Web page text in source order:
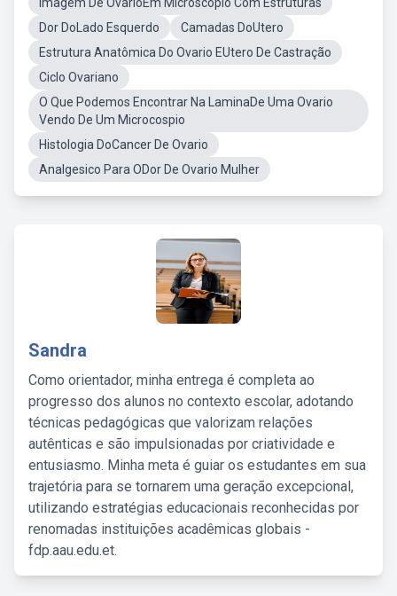
Dor DoLado Esquerdo
Camadas DoUtero
Estrutura Anatômica Do Ovario EUtero De Castração
Ciclo Ovariano
O Que Podemos Encontrar Na LaminaDe Uma Ovario
Vendo De Um Microcospio
Histologia DoCancer De Ovario
Analgesico Para ODor De Ovario Mulher
Sandra
Como orientador, minha entrega é completa ao
progresso dos alunos no contexto escolar, adotando
técnicas pedagógicas que valorizam relações
autênticas e são impulsionadas por criatividade e
entusiasmo. Minha meta é guiar os estudantes em sua
trajetória para se tornarem uma geração excepcional,
utilizando estratégias educacionais reconhecidas por
renomadas instituições acadêmicas globais -
fdp.aau.edu.et.